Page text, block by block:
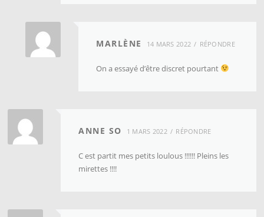
MARLÈNE 14 MARS 2022 RÉPONDRE
On a essayé d’être discret pourtant
ANNE SO 1 MARS 2022 RÉPONDRE
C est partit mes petits loulous !!!!!! Pleins les
mirettes !!!!